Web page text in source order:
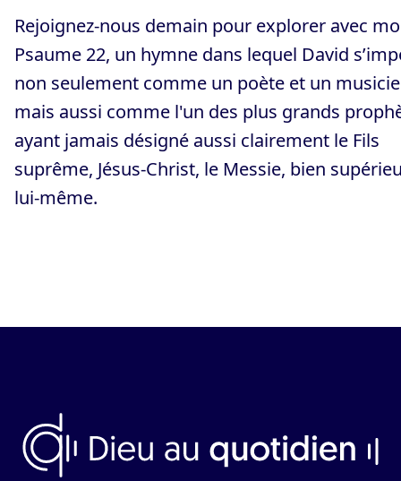
Rejoignez-nous demain pour explorer avec
Psaume 22, un hymne dans lequel David
non seulement comme un poète et un
mais aussi comme l'un des plus grands
ayant jamais désigné aussi clairement le Fils
suprême, Jésus-Christ, le Messie, bien
lui-même.